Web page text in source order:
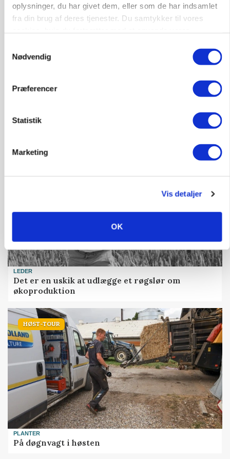
oplysninger, du har givet dem, eller som de har indsamlet
fra din brug af deres tjenester. Du samtykker til vores
Nødvendig
Præferencer
Statistik
Marketing
Vis detaljer
OK
Lave grisepriser og nye regler øger landbobanks
LEDER
Det er en uskik at udlægge et røgslør om
økoproduktion
HØST-TOUR
PLANTER
På døgnvagt i høsten